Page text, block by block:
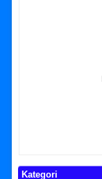
Kategori